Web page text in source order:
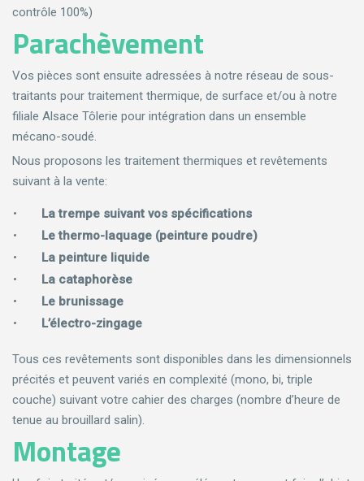
contrôle 100%)
Parachèvement
Vos pièces sont ensuite adressées à notre réseau de sous-
traitants pour traitement thermique, de surface et/ou à notre
filiale Alsace Tôlerie pour intégration dans un ensemble
mécano-soudé.
Nous proposons les traitement thermiques et revêtements
suivant à la vente:
La trempe suivant vos spécifications
Le thermo-laquage (peinture poudre)
La peinture liquide
La cataphorèse
Le brunissage
L’électro-zingage
Tous ces revêtements sont disponibles dans les dimensionnels
précités et peuvent variés en complexité (mono, bi, triple
couche) suivant votre cahier des charges (nombre d’heure de
tenue au brouillard salin).
Montage